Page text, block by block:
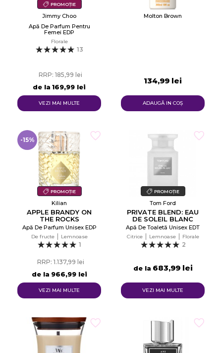
PROMOȚIE
Jimmy Choo
Apă De Parfum Pentru
Femei EDP
Florale
13
de la
RRP: 185,99 lei
169,99 lei
VEZI MAI MULTE
Molton Brown
134,99 lei
ADAUGĂ IN COŞ
PROMOȚIE
-15%
Kilian
APPLE BRANDY ON
THE ROCKS
Apă De Parfum Unisex EDP
De fructe Lemnoase
1
de la
RRP: 1.137,99 lei
966,99 lei
VEZI MAI MULTE
PROMOȚIE
Tom Ford
PRIVATE BLEND: EAU
DE SOLEIL BLANC
Apă De Toaletă Unisex EDT
Citrice Lemnoase Florale
2
de la 683,99 lei
VEZI MAI MULTE